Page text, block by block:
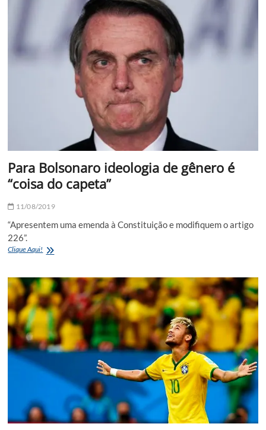
Para Bolsonaro ideologia de gênero é
“coisa do capeta”
11/08/2019
“Apresentem uma emenda à Constituição e modifiquem o artigo
226”.
Clique Aqui! Para
de
gênero
é
“coisa
do
capeta”